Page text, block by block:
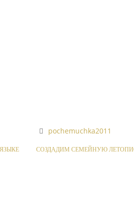
pochemuchka2011
СОЗДАДИМ СЕМЕЙНУЮ